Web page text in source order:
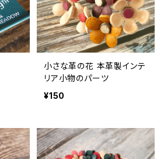
小さな革の花 本革製インテ
リア小物のパーツ
¥150